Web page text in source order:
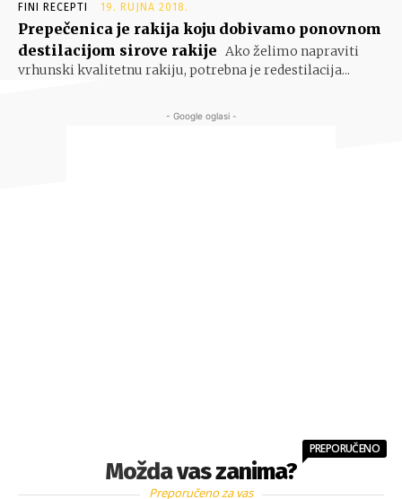
FINI RECEPTI 19. RUJNA 2018.
Prepečenica je rakija koju dobivamo ponovnom
destilacijom sirove rakije Ako želimo napraviti
vrhunski kvalitetnu rakiju, potrebna je redestilacija...
- Google oglasi -
Možda vas zanima?
PREPORUČENO
Preporučeno za vas